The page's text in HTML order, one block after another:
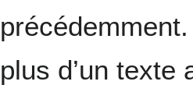
plus d’un